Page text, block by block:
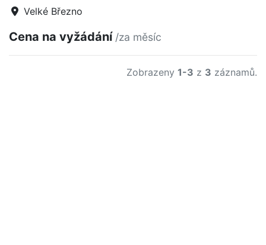
Velké Březno
Cena na vyžádání /za měsíc
Zobrazeny 1-3 z 3 záznamů.